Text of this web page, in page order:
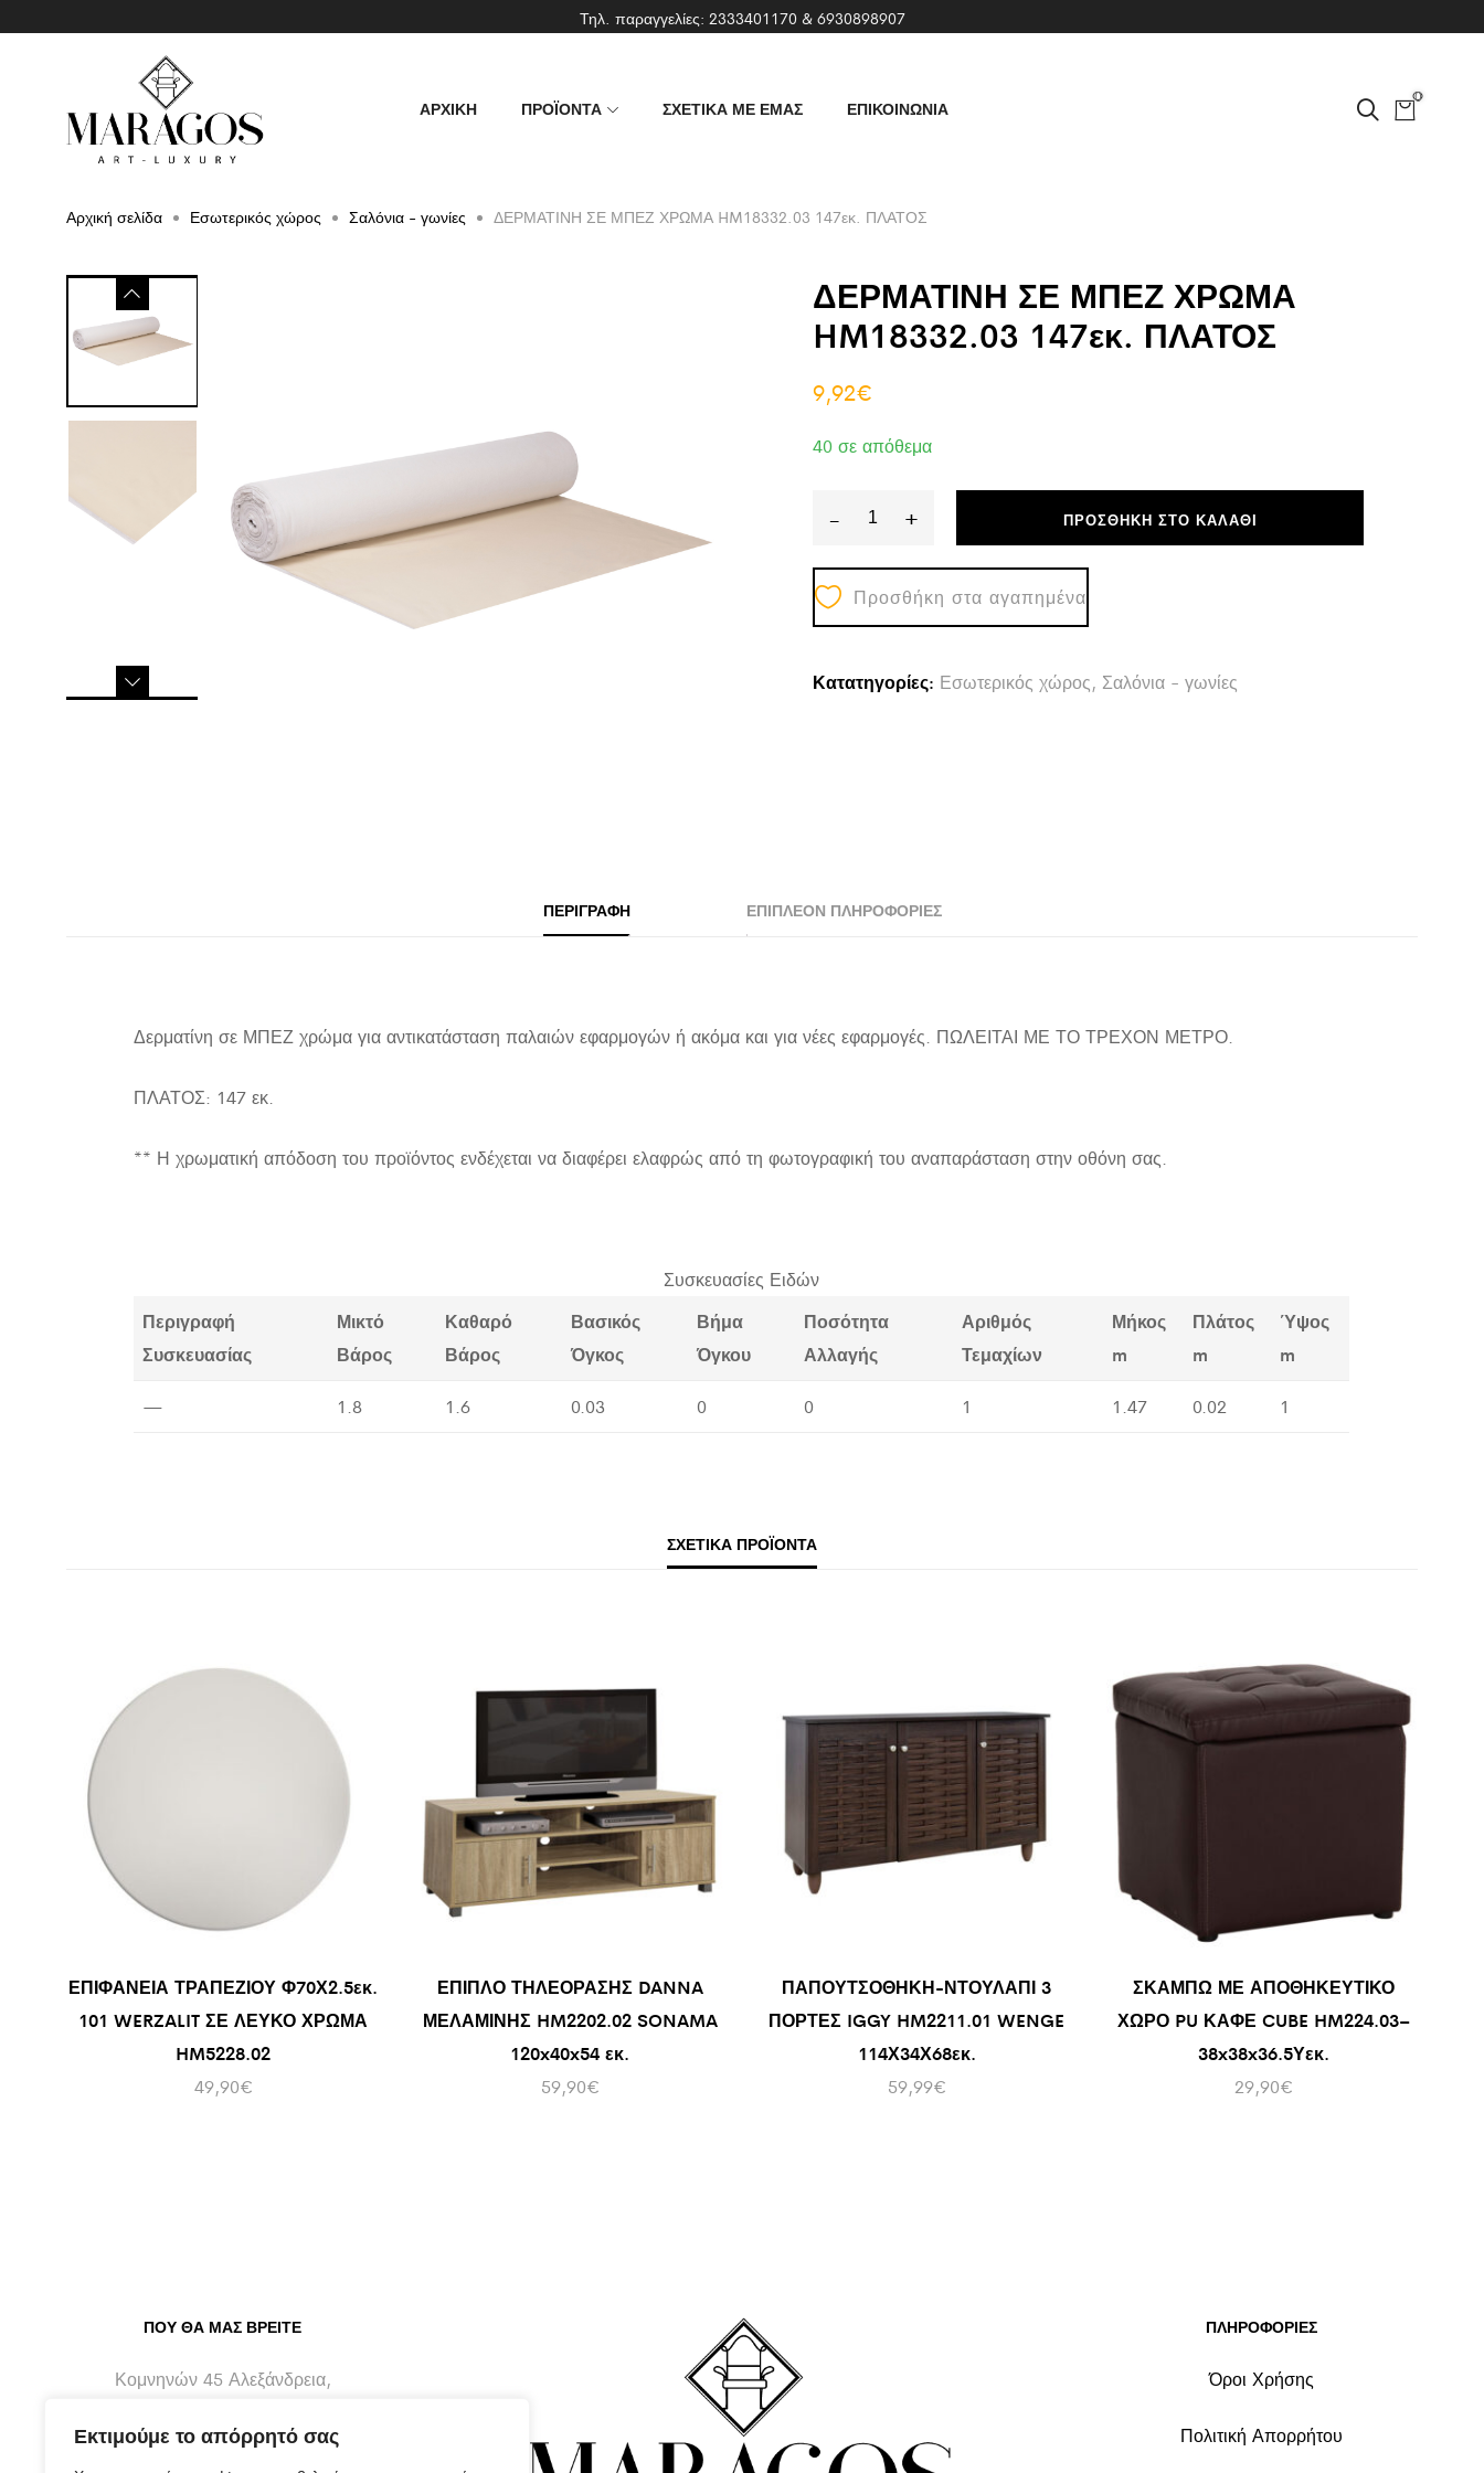
Εκτιμούμε το απόρρητό σας
Τηλ. παραγγελίες: 2333401170& 6930898907
ΑΡΧΙΚΗ ΠΡΟΪΟΝΤΑ ΣΧΕΤΙΚΑ ΜΕ ΕΜΑΣ ΕΠΙΚΟΙΝΩΝΙΑ
0
Αρχική σελίδα Εσωτερικός χώρος Σαλόνια - γωνίες ΔΕΡΜΑΤΙΝΗ ΣΕ ΜΠΕΖ ΧΡΩΜΑ HM18332.03 147εκ. ΠΛΑΤΟΣ
ΔΕΡΜΑΤΙΝΗ ΣΕ ΜΠΕΖ ΧΡΩΜΑ
HM18332.03 147εκ. ΠΛΑΤΟΣ
9,92€
40 σε απόθεμα
-
ΔΕΡΜΑΤΙΝΗ
ΣΕ
ΜΠΕΖ
ΧΡΩΜΑ
147εκ.
+ ΠΡΟΣΘΉΚΗ ΣΤΟ ΚΑΛΆΘΙ
Προσθήκη στα αγαπημένα
Κατατηγορίες: Εσωτερικός χώρος, Σαλόνια - γωνίες
ΠΕΡΙΓΡΑΦΉ ΕΠΙΠΛΈΟΝ ΠΛΗΡΟΦΟΡΊΕΣ
Δερματίνη σε ΜΠΕΖ χρώμα για αντικατάσταση παλαιών εφαρμογών ή ακόμα και για νέες εφαρμογές. ΠΩΛΕΙΤΑΙ ΜΕ ΤΟ ΤΡΕΧΟΝ ΜΕΤΡΟ.
ΠΛΑΤΟΣ: 147 εκ.
** Η χρωματική απόδοση του προϊόντος ενδέχεται να διαφέρει ελαφρώς από τη φωτογραφική του αναπαράσταση στην οθόνη σας.
Συσκευασίες Ειδών
Περιγραφή
Συσκευασίας
Μικτό
Βάρος
Καθαρό
Βάρος
Βασικός
Όγκος
Βήμα
Όγκου
Ποσότητα
Αλλαγής
Αριθμός
Τεμαχίων
Μήκος
m
Πλάτος
m
Ύψος
m
— 1.8 1.6 0.03 0 0 1 1.47 0.02 1
ΣΧΕΤΙΚΆ ΠΡΟΪΌΝΤΑ
ΕΠΙΦΑΝΕΙΑ ΤΡΑΠΕΖΙΟΥ Φ70Χ2.5εκ.
101 WERZALIT ΣΕ ΛΕΥΚΟ ΧΡΩΜΑ
HM5228.02
49,90€
ΕΠΙΠΛΟ ΤΗΛΕΟΡΑΣΗΣ DANNA
ΜΕΛΑΜΙΝΗΣ HM2202.02 SONAMA
120x40x54 εκ.
59,90€
ΠΑΠΟΥΤΣΟΘΗΚΗ-ΝΤΟΥΛΑΠΙ 3
ΠΟΡΤΕΣ IGGY HM2211.01 WENGE
114Χ34Χ68εκ.
59,99€
ΣΚΑΜΠΩ ΜΕ ΑΠΟΘΗΚΕΥΤΙΚΟ
ΧΩΡΟ PU ΚΑΦΕ CUBE HM224.03–
38x38x36.5Υεκ.
29,90€
ΠΟΥ ΘΑ ΜΑΣ ΒΡΕΊΤΕ
Κομνηνών 45 Αλεξάνδρεια,
info@maragos-artluxury.com
ΠΛΗΡΟΦΟΡΙΕΣ
Όροι Χρήσης
Πολιτική Απορρήτου